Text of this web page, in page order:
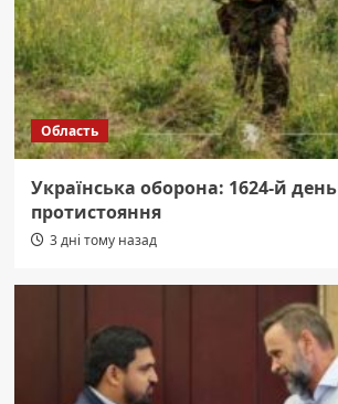
Область
Українська оборона: 1624-й день
протистояння
3 дні тому назад